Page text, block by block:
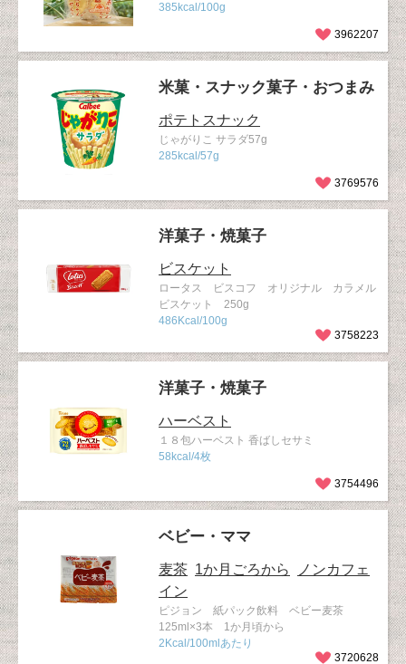
385kcal/100g
3962207
米菓・スナック菓子・おつまみ
ポテトスナック
じゃがりこ サラダ57g
285kcal/57g
3769576
洋菓子・焼菓子
ビスケット
ロータス ビスコフ オリジナル カラメル
ビスケット 250g
486Kcal/100g
3758223
洋菓子・焼菓子
ハーベスト
１８包ハーベスト 香ばしセサミ
58kcal/4枚
3754496
ベビー・ママ
麦茶 1か月ごろから
ノンカフェ
イン
ピジョン 紙パック飲料 ベビー麦茶
125ml×3本 1か月頃から
2Kcal/100mlあたり
3720628